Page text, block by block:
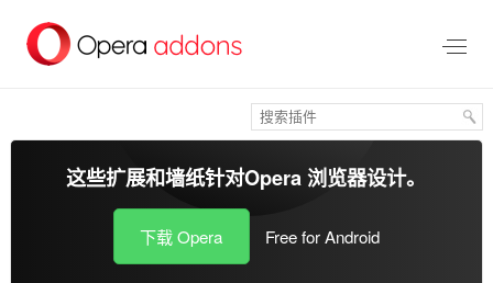
这些扩展和墙纸针对Opera 浏览器设计。
下载 Opera Free for Android